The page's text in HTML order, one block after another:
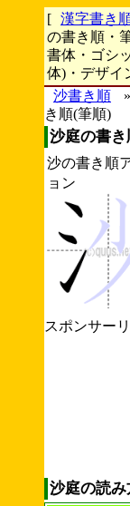
[ 漢字書き
の書き順・
書体・ゴシ
体)・デザイ
沙書き順
»
き順(筆順)
沙庭の書
沙の書き順
ョン
スポンサー
沙庭の読